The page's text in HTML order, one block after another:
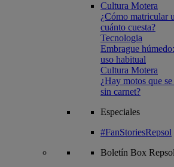
Cultura Motera
¿Cómo matricular
cuánto cuesta?
Tecnologia
Embrague
uso habitual
Cultura Motera
¿Hay motos que
sin carnet?
Especiales
#FanStoriesRepsol
Boletín Box Repsol